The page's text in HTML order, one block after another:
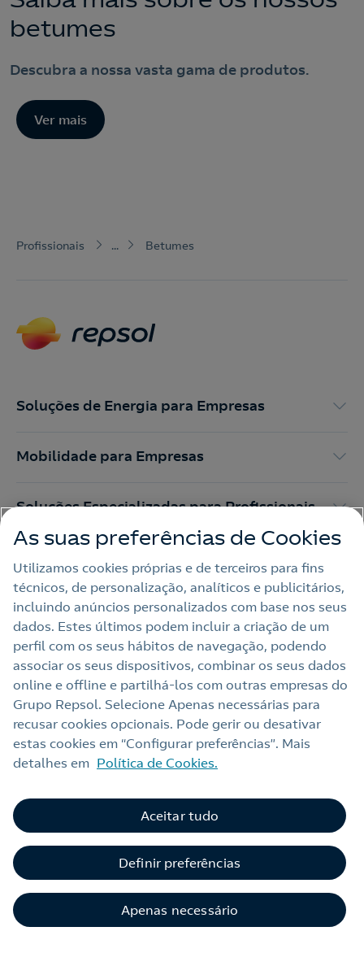
Contacte-nos
betumes
Descubra a nossa vasta gama de produtos.
Ver mais
Profissionais ... Betumes
Soluções de Energia para Empresas
Mobilidade para Empresas
Soluções Especializadas para Profissionais
Apoio ao Cliente Para Empresas
Nota legal
Política de privacidade
Política de cookies
Alerta por fraude
Webs Repsol
Livro Reclamações Online
Canal de Ética e Conformidade
As suas preferências de Cookies
Utilizamos cookies próprias e de terceiros para fins
técnicos, de personalização, analíticos e publicitários,
incluindo anúncios personalizados com base nos seus
dados. Estes últimos podem incluir a criação de um
perfil com os seus hábitos de navegação, podendo
associar os seus dispositivos, combinar os seus dados
online e offline e partilhá‑los com outras empresas do
Grupo Repsol. Selecione Apenas necessárias para
recusar cookies opcionais. Pode gerir ou desativar
estas cookies em “Configurar preferências”. Mais
detalhes em Política de Cookies.
Definir preferências
Apenas necessário
Aceitar tudo